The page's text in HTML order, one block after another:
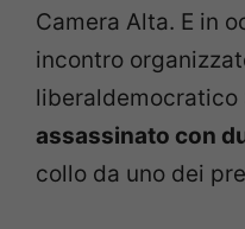
Camera Alta. E in
incontro
liberaldemocratico
assassinato con
collo da uno dei